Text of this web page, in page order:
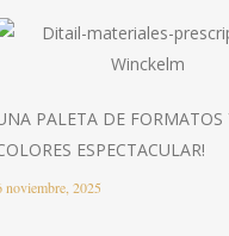
PALETA DE FORMATOS
ESPECTACULAR!
noviembre, 2025